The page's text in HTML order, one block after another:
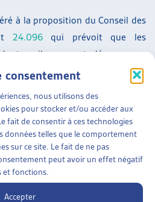
consentement
nous utilisons des
pour stocker et/ou accéder aux
fait de consentir à ces technologies
données telles que le comportement
sur ce site. Le fait de ne pas
peut avoir un effet négatif
et fonctions.
Accepter
à la proposition du Conseil des
24.096qui prévoit que les
travail pourront déroger aux
L’objet est dès lors adopté.
cette décision, un référendum a
propos. Pour rappel, le Conseil
au Parlement de rejeter cet
sur les raisons de sa position, le
àl’article de l’Artiassur la
à cet égard.